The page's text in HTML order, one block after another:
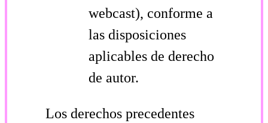
webcast), conforme a
las disposiciones
aplicables de derecho
de autor.
Los derechos precedentes